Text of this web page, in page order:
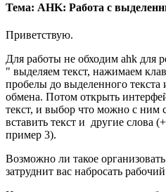
Тема: AHK: Работа с
Приветствую.
Для работы не обходим ahk для
" выделяем текст, нажимаем
пробелы до выделенного текста
обмена. Потом открыть
текст, и выбор что можно с ним
вставить текст и другие слова
пример 3).
Возможно ли такое
затруднит вас набросать